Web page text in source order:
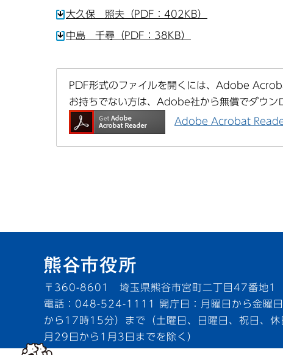
大久保 照夫（PDF：402KB）
中島 千尋（PDF：38KB）
PDF形式のファイルを開くには、Adobe
お持ちでない方は、Adobe社から無償でダウン
Adobe Acrobat
〒360-8601 埼玉県熊谷市宮町二丁目47番地1
電話：048-524-1111
開庁日：月曜日から金曜
から17時15分）まで（土曜日、日曜日、祝日、
月29日から1月3日までを除く）